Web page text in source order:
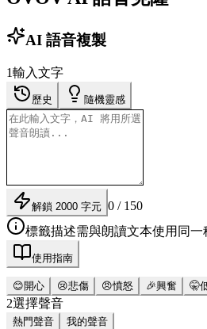
AI 語音複製
1輸入文字
歷史 隨機靈感
解鎖 2000 字元 0 / 150
標籤描述需與朗讀文本使用同一
使用指南
😊開心 😢悲傷 😠憤怒 🎉興奮 🤫
2選擇聲音
熱門聲音 我的聲音